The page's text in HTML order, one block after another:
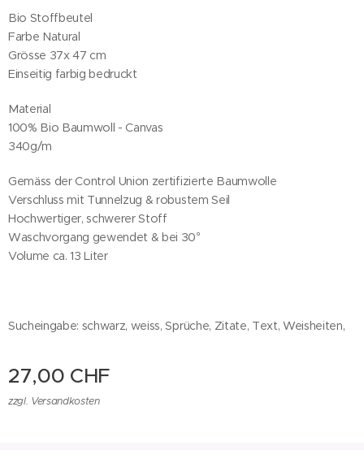
Bio Stoffbeutel
Farbe Natural
Grösse 37x 47 cm
Einseitig farbig bedruckt
Material
100% Bio Baumwoll - Canvas
340g/m
Gemäss der Control Union zertifizierte Baumwolle
Verschluss mit Tunnelzug & robustem Seil
Hochwertiger, schwerer Stoff
Waschvorgang gewendet & bei 30°
Volume ca. 13 Liter
Sucheingabe: schwarz, weiss, Sprüche, Zitate, Text, Weisheiten,
27,00 CHF
zzgl. Versandkosten